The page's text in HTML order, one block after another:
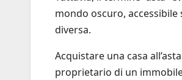
mondo oscuro,
diversa.
Acquistare una casa
proprietario di un